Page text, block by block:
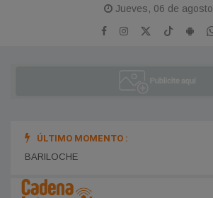
Jueves, 06 de agosto
ÚLTIMO MOMENTO :
BARILOCHE